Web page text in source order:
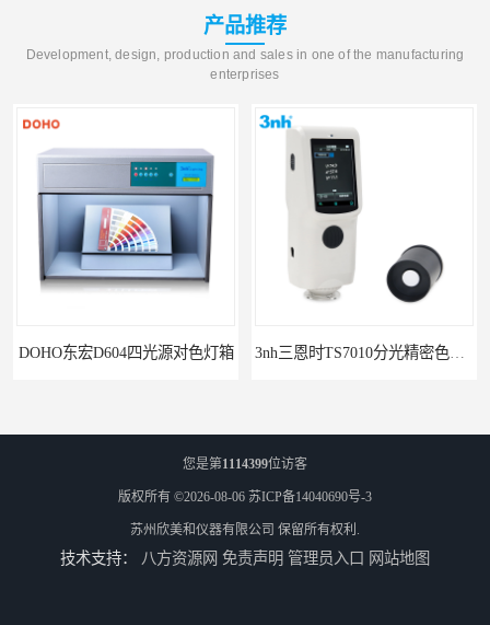
产品推荐
Development, design, production and sales in one of the manufacturing
enterprises
DOHO东宏D604四光源对色灯箱
您是第1114399位访客
版权所有 ©2026-08-06 苏ICP备14040690号-3
苏州欣美和仪器有限公司 保留所有权利.
技术支持： 八方资源网 免责声明 管理员入口 网站地图